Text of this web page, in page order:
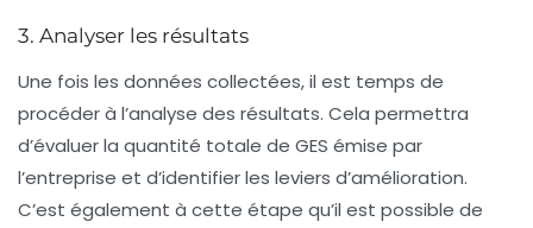
3. Analyser les résultats
Une fois les données collectées, il est temps de
procéder à l’analyse des résultats. Cela permettra
d’évaluer la quantité totale de GES émise par
l’entreprise et d’identifier les leviers d’amélioration.
C’est également à cette étape qu’il est possible de